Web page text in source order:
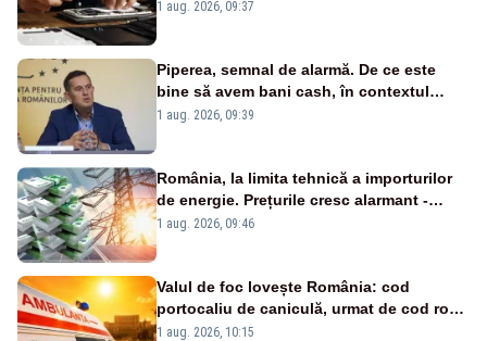
un produs
1 aug. 2026, 09:37
Piperea, semnal de alarmă. De ce este
bine să avem bani cash, în contextul
alertei energetice?
1 aug. 2026, 09:39
România, la limita tehnică a importurilor
de energie. Prețurile cresc alarmant -
Analiză Realitatea Plus
1 aug. 2026, 09:46
Valul de foc lovește România: cod
portocaliu de caniculă, urmat de cod roșu
duminică. Temperaturile urcă spre 40°C
1 aug. 2026, 10:15